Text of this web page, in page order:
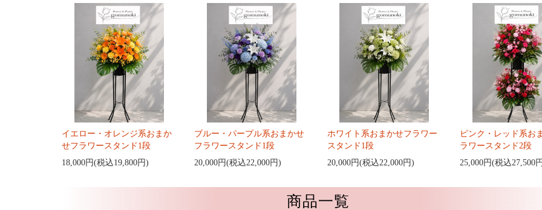
イエロー・オレンジ系おまか
せフラワースタンド1段
18,000円(税込19,800円)
ブルー・パープル系おまかせ
フラワースタンド1段
20,000円(税込22,000円)
ホワイト系おまかせフラワー
スタンド1段
20,000円(税込22,000円)
ピンク・レッド系お
ラワースタンド2段
25,000円(税込27,500
商品一覧